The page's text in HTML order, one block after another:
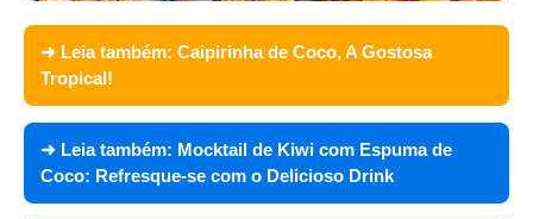
➜ Leia também: Caipirinha de Coco, A Gostosa
Tropical!
➜ Leia também: Mocktail de Kiwi com Espuma de
Coco: Refresque-se com o Delicioso Drink